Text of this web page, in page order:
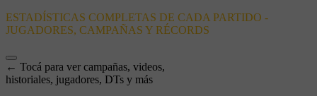
ESTADÍSTICAS COMPLETAS DE CADA PARTIDO -
JUGADORES, CAMPAÑAS Y RÉCORDS
← Tocá para ver campañas, videos,
historiales, jugadores, DTs y más